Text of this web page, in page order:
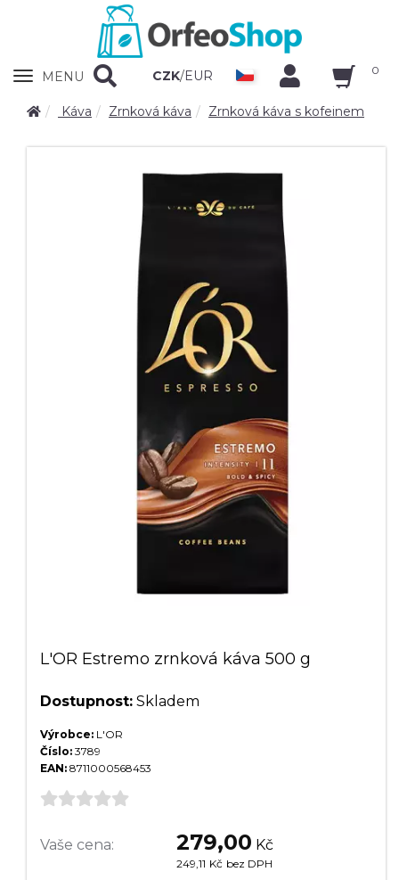
Zobrazit
MENU CZK/EUR 0
Káva Zrnková káva Zrnková káva s kofeinem
L'OR Estremo zrnková káva 500 g
Dostupnost: Skladem
Výrobce: L'OR
Číslo: 3789
EAN: 8711000568453
Vaše cena: 279,00 Kč
249,11 Kč bez DPH